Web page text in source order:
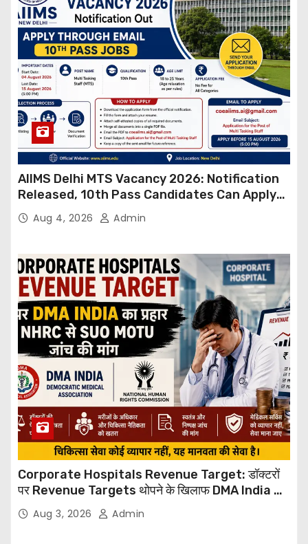
AIIMS Delhi MTS Vacancy 2026: Notification
Released, 10th Pass Candidates Can Apply
Through Email
Aug 4, 2026 Admin
Corporate Hospitals Revenue Target: डॉक्टरों
पर Revenue Targets थोपने के खिलाफ DMA India का
बड़ा कदम, NHRC से Suo Motu जांच की मांग
Aug 3, 2026 Admin